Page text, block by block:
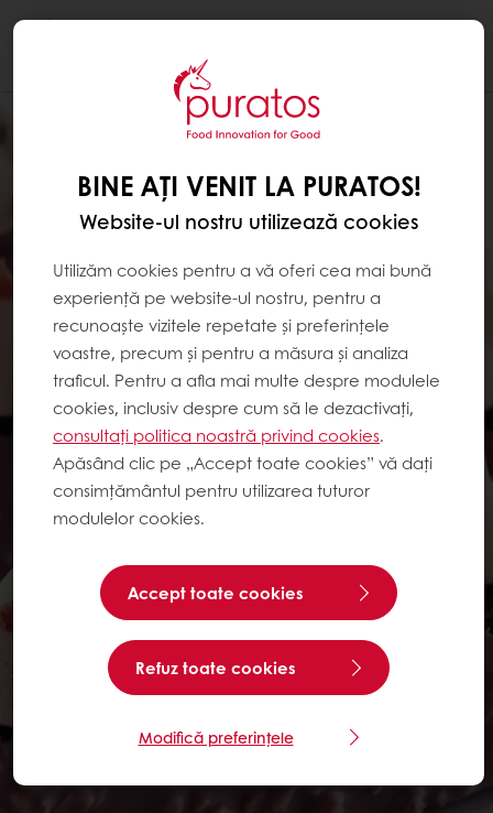
BINE AȚI VENIT LA PURATOS!
Website-ul nostru utilizează cookies
Utilizăm cookies pentru a vă oferi cea mai bună
experiență pe website-ul nostru, pentru a
recunoaște vizitele repetate și preferințele
voastre, precum și pentru a măsura și analiza
traficul. Pentru a afla mai multe despre modulele
cookies, inclusiv despre cum să le dezactivați,
consultați politica noastră privind cookies.
Apăsând clic pe „Accept toate cookies” vă dați
consimțământul pentru utilizarea tuturor
modulelor cookies.
Accept toate cookies
Refuz toate cookies
Modifică preferințele